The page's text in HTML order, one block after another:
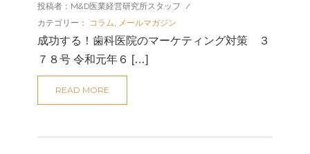
投稿者：M&D医業経営研究所スタッフ
/
カテゴリー：
コラム メールマガジン
成功する！歯科医院のマーケティング対策 ３
７８号 令和元年６ […]
READ MORE